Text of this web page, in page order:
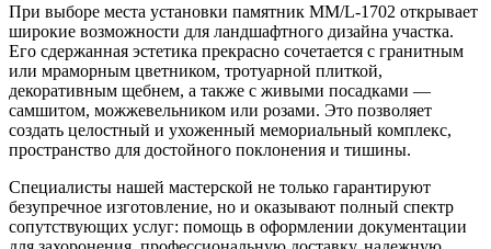
При выборе места установки памятник ММ/L-1702 открывает
широкие возможности для ландшафтного дизайна участка.
Его сдержанная эстетика прекрасно сочетается с гранитным
или мраморным цветником, тротуарной плиткой,
декоративным щебнем, а также с живыми посадками —
самшитом, можжевельником или розами. Это позволяет
создать целостный и ухоженный мемориальный комплекс,
пространство для достойного поклонения и тишины.
Специалисты нашей мастерской не только гарантируют
безупречное изготовление, но и оказывают полный спектр
сопутствующих услуг: помощь в оформлении документации